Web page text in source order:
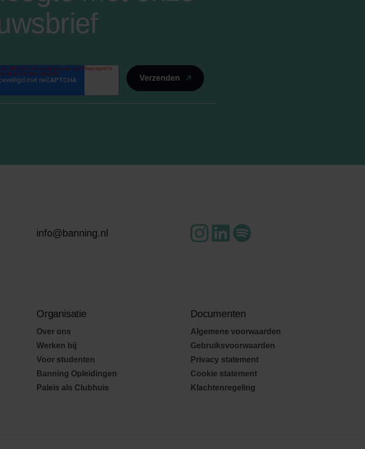
info@banning.nl
Organisatie
Over ons
Werken bij
Voor studenten
Banning Opleidingen
Paleis als Clubhuis
Documenten
Algemene voorwaarden
Gebruiksvoorwaarden
Privacy statement
Cookie statement
Klachtenregeling